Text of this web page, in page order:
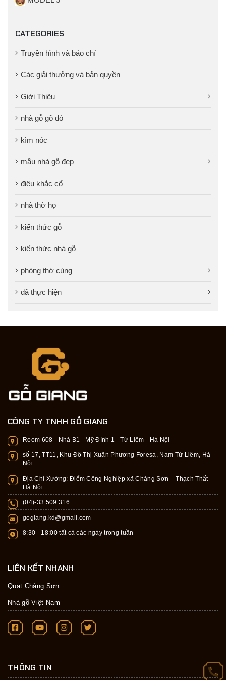
CATEGORIES
Truyền hình và báo chí
Các giải thưởng và bản quyền
Giới Thiệu
nhà gỗ gõ đỏ
kìm nóc
mẫu nhà gỗ đẹp
điêu khắc cổ
nhà thờ họ
kiến thức gỗ
kiến thức nhà gỗ
phòng thờ cúng
đã thực hiện
CÔNG TY TNHH GỖ GIANG
Room 608 - Nhà B1 - Mỹ Đình 1 - Từ Liêm - Hà Nội
số 17, TT11, Khu Đô Thị Xuân Phương Foresa, Nam Từ Liêm, Hà
Nội.
Địa Chỉ Xưởng: Điểm Công Nghiệp xã Chàng Sơn – Thạch Thất –
Hà Nội
(04)-33.509.316
gogiang.kd@gmail.com
8:30 - 18:00 tất cả các ngày trong tuần
LIÊN KẾT NHANH
Quạt Chàng Sơn
Nhà gỗ Việt Nam
THÔNG TIN